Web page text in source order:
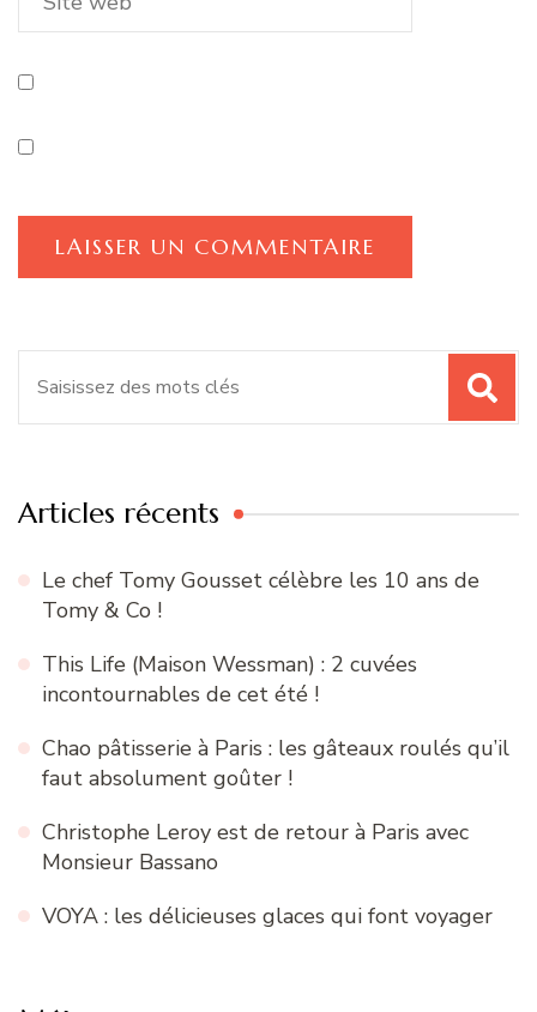
Articles récents
Le chef Tomy Gousset célèbre les 10 ans de
Tomy & Co !
This Life (Maison Wessman) : 2 cuvées
incontournables de cet été !
Chao pâtisserie à Paris : les gâteaux roulés qu’il
faut absolument goûter !
Christophe Leroy est de retour à Paris avec
Monsieur Bassano
VOYA : les délicieuses glaces qui font voyager